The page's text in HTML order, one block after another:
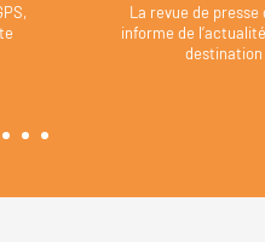
La revue de presse
informe de
destination